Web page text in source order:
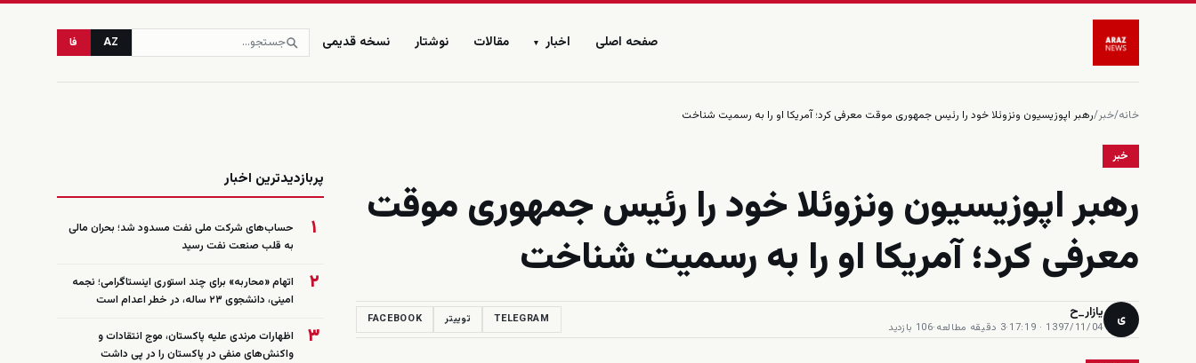
صفحه اصلی اخبار ▾ مقالات نوشتار نسخه قدیمی AZ فا
خانه/خبر/رهبر اپوزیسیون ونزوئلا خود را رئیس جمهوری موقت معرفی کرد؛ آمریکا او را به رسمیت شناخت
خبر
رهبر اپوزیسیون ونزوئلا خود را رئیس جمهوری موقت
معرفی کرد؛ آمریکا او را به رسمیت شناخت
ی یازار_ح
1397/11/04 · 17:19
·3 دقیقه مطالعه ·106 بازدید
TELEGRAM توییتر FACEBOOK
پربازدیدترین اخبار
۱
حساب‌های شرکت ملی نفت مسدود شد؛ بحران مالی
به قلب صنعت نفت رسید
۲
اتهام «محاربه» برای چند استوری اینستاگرامی؛ نجمه
امینی، دانشجوی ۲۳ ساله، در خطر اعدام است
۳
اظهارات مرندی علیه پاکستان، موج انتقادات و
واکنش‌های منفی در پاکستان را در پی داشت